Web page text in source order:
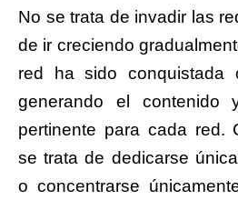
No se trata de invadir las
de ir creciendo
red ha sido conquistada
generando el contenido
pertinente para cada red.
se trata de dedicarse
o concentrarse